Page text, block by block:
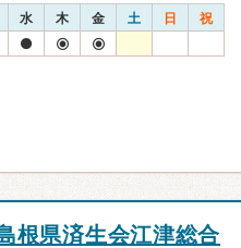
水 木 金 土 日 祝
根県済生会江津総合